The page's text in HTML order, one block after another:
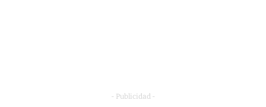
- Publicidad -